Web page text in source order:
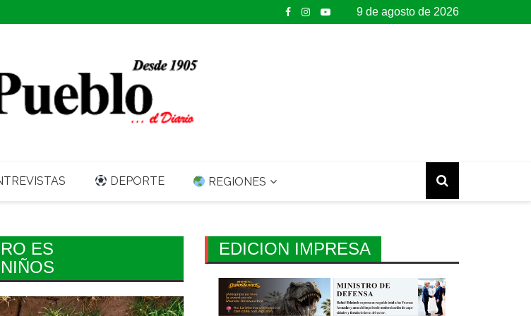
9 de agosto de 2026
DEPORTE REGIONES
ES
EDICION IMPRESA